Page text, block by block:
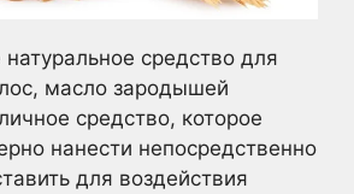
средство для
масло зародышей
средство, которое
нанести непосредственно
для воздействия